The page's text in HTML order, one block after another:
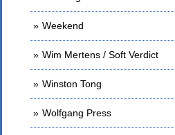
Weekend
Wim Mertens / Soft Verdict
Winston Tong
Wolfgang Press